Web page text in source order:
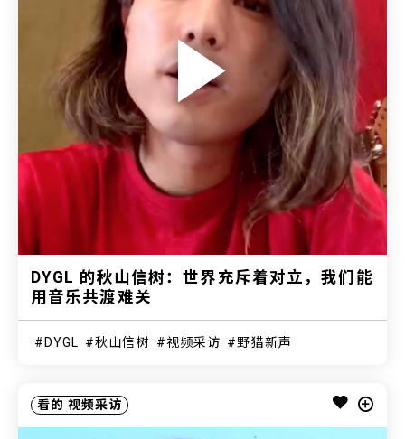
DYGL 的秋山信树：世界充斥着对立，我们能
用音乐共渡难关
DYGL 秋山信树 视频采访 野猎新声
看的 视频采访